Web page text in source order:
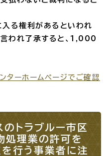
る権利があるといわれ
われ了承すると、1,000
ターホームページでご確認
トラブルー市区
処理業の許可を
行う事業者に注